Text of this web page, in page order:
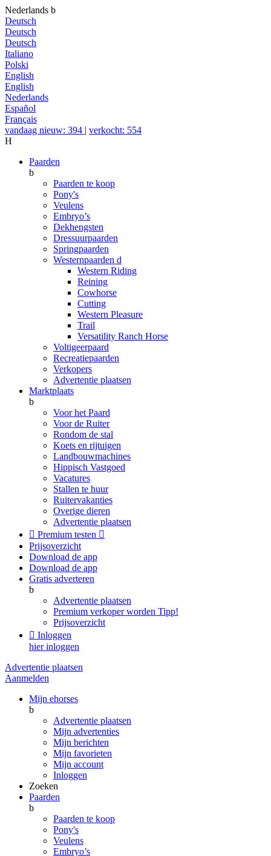
Nederlands b
Deutsch
Deutsch
Deutsch
Italiano
Polski
English
English
Nederlands
Español
Français
vandaag nieuw: 394 | verkocht: 554
H
Paarden
b
Paarden te koop
Pony's
Veulens
Embryo’s
Dekhengsten
Dressuurpaarden
Springpaarden
Westernpaarden d
Western Riding
Reining
Cowhorse
Cutting
Western Pleasure
Trail
Versatility Ranch Horse
Voltigeerpaard
Recreatiepaarden
Verkopers
Advertentie plaatsen
Marktplaats
b
Voor het Paard
Voor de Ruiter
Rondom de stal
Koets en rijtuigen
Landbouwmachines
Hippisch Vastgoed
Vacatures
Stallen te huur
Ruitervakanties
Overige dieren
Advertentie plaatsen
 Premium testen 
Prijsoverzicht
Download de app
Download de app
Gratis adverteren
b
Advertentie plaatsen
Premium verkoper worden Tipp!
Prijsoverzicht
 Inloggen
hier inloggen
Advertentie plaatsen
Aanmelden
Mijn ehorses
b
Advertentie plaatsen
Mijn advertenties
Mijn berichten
Mijn favorieten
Mijn account
Inloggen
Zoeken
Paarden
b
Paarden te koop
Pony's
Veulens
Embryo’s